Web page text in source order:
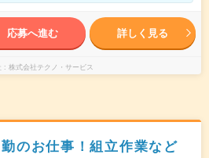
応募へ進む 詳しく見る
株式会社テクノ・サービス
のお仕事！組立作業など